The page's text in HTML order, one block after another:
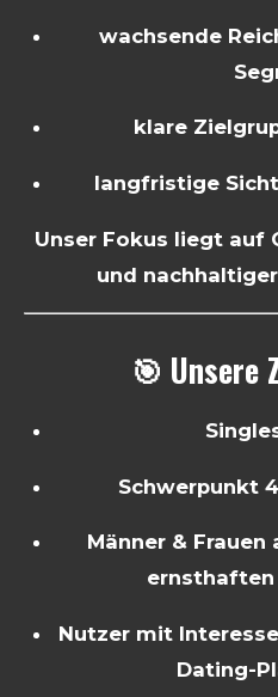
wachsende
klare
langfristige
Unser Fokus liegt auf
und
🎯 Unsere
Schwerpunkt
Männer & Frauen
ernsthaften
Nutzer mit
Dating-